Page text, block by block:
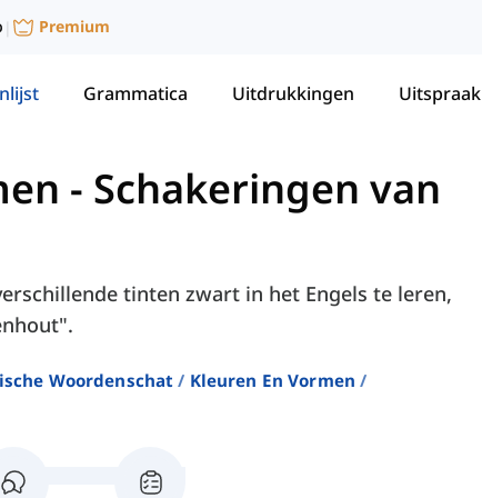
| Premium
Grammatica Uitdrukkingen Uitspraak
- Schakeringen van
tinten zwart in het Engels te leren,
Woordenschat
Kleuren En Vormen